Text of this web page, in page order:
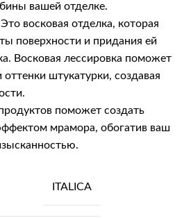
вашей отделке.
восковая отделка, которая
поверхности и придания ей
Восковая лессировка поможет
оттенки штукатурки, создавая
поможет создать
мрамора, обогатив ваш
ITALICA